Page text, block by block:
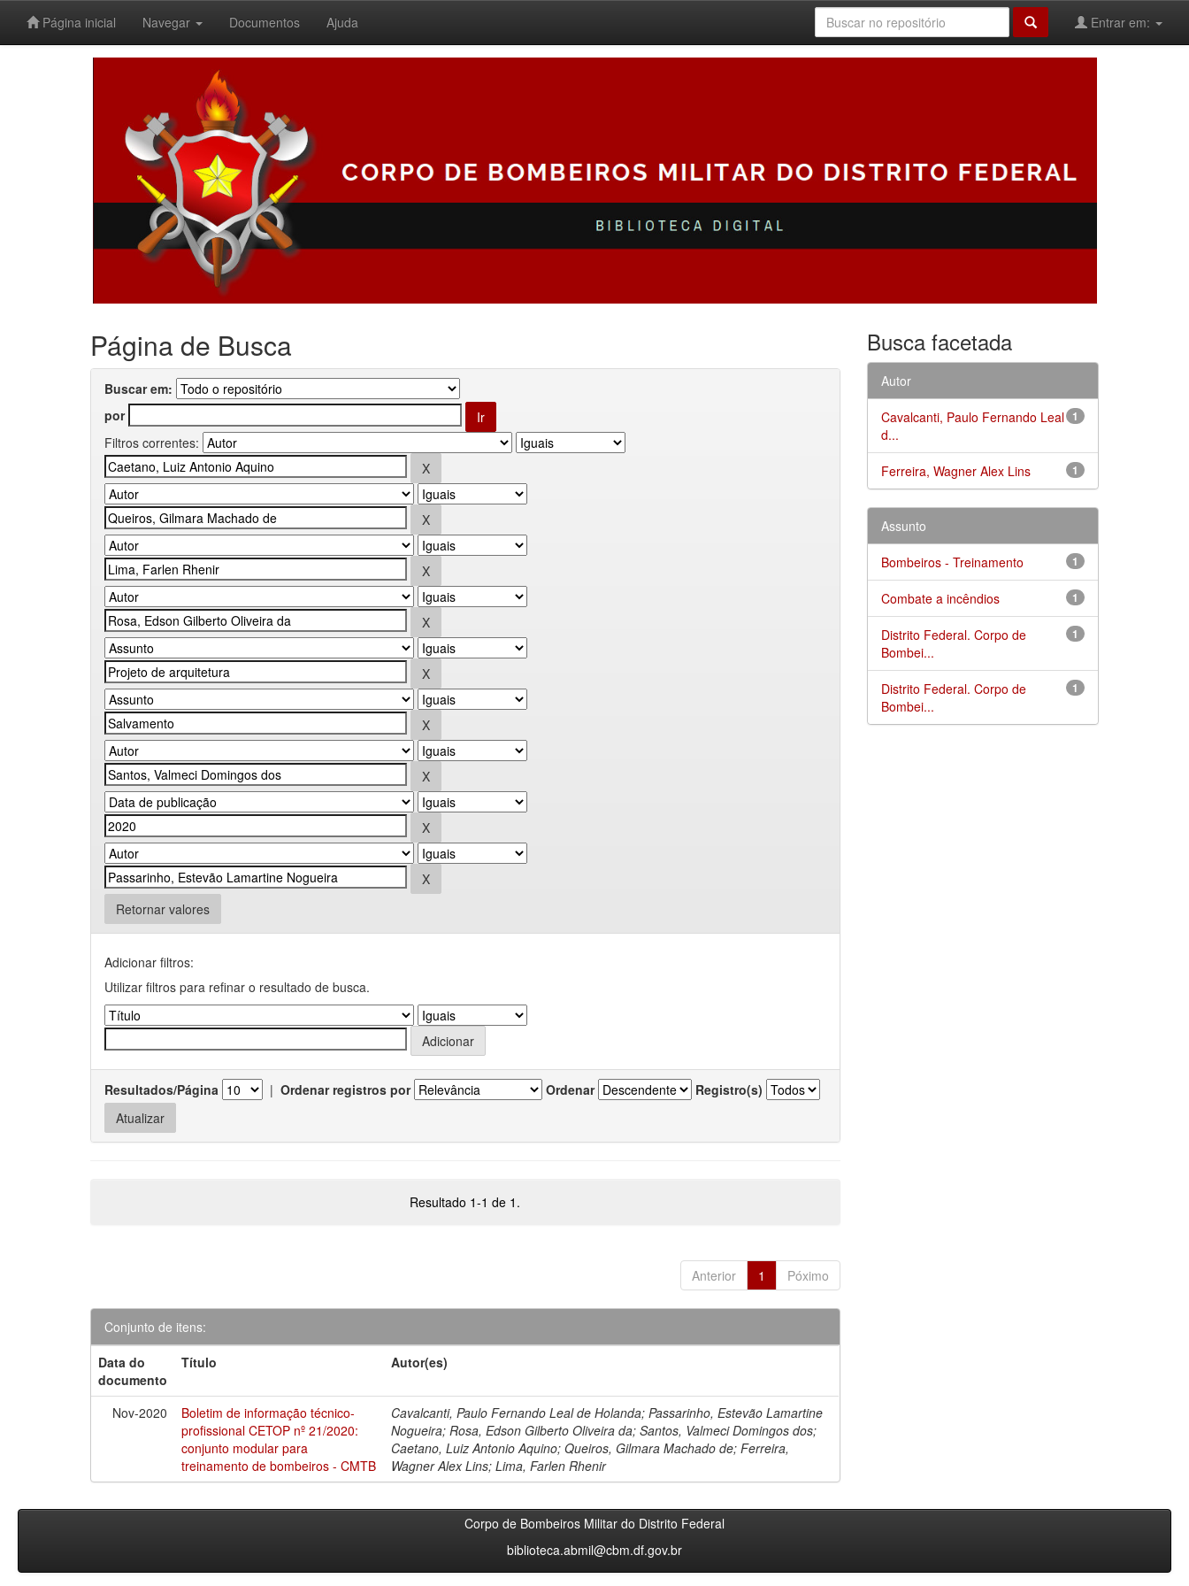
Página inicial Navegar Documentos Ajuda Entrar em:
Página de Busca
Buscar em:
por
Filtros correntes:
Retornar valores
Adicionar filtros:
Utilizar filtros para refinar o resultado de busca.
Resultados/Página | Ordenar registros por Ordenar Registro(s)
Resultado 1-1 de 1.
Anterior 1 Póximo
Conjunto de itens:
Data do
documento
Título Autor(es)
Nov-2020
Boletim de informação técnico-
profissional CETOP nº 21/2020:
conjunto modular para
treinamento de bombeiros - CMTB
Cavalcanti, Paulo Fernando Leal de Holanda; Passarinho, Estevão Lamartine
Nogueira; Rosa, Edson Gilberto Oliveira da; Santos, Valmeci Domingos dos;
Caetano, Luiz Antonio Aquino; Queiros, Gilmara Machado de; Ferreira,
Wagner Alex Lins; Lima, Farlen Rhenir
Busca facetada
Autor
1
Cavalcanti, Paulo Fernando Leal
d...
1
Ferreira, Wagner Alex Lins
Assunto
1
Bombeiros - Treinamento
1
Combate a incêndios
1
Distrito Federal. Corpo de
Bombei...
1
Distrito Federal. Corpo de
Bombei...
Corpo de Bombeiros Militar do Distrito Federal
biblioteca.abmil@cbm.df.gov.br